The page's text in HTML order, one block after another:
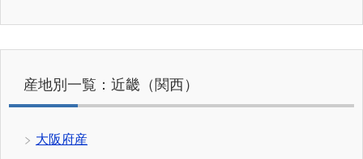
産地別一覧：近畿（関西）
大阪府産